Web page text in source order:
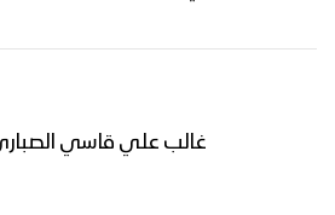
غالب علي قاسي الصباري